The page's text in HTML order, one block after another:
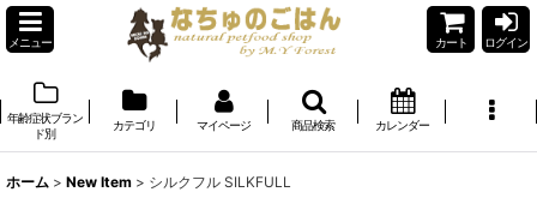
メニュー カート ログイン
年齢症状ブラン
ド別
カテゴリ マイページ 商品検索 カレンダー
ホーム > New Item > シルクフル SILKFULL